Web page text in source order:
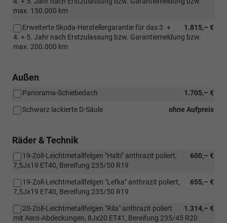
max. 150.000 km
1.815,– €
Erweiterte Skoda-Herstellergarantie für das 3. +
4. + 5. Jahr nach Erstzulassung bzw. Garantiemeldung bzw.
max. 200.000 km
Außen
1.705,– €
Panorama-Schiebedach
ohne Aufpreis
Schwarz lackierte D-Säule
Räder & Technik
600,– €
19-Zoll-Leichtmetallfelgen "Halti" anthrazit poliert,
7,5Jx19 ET40, Bereifung 235/50 R19
655,– €
19-Zoll-Leichtmetallfelgen "Lefka" anthrazit poliert,
7,5Jx19 ET40, Bereifung 235/50 R19
1.314,– €
20-Zoll-Leichtmetallfelgen "Rila" anthrazit poliert
mit Aero-Abdeckungen, 8Jx20 ET41, Bereifung 235/45 R20